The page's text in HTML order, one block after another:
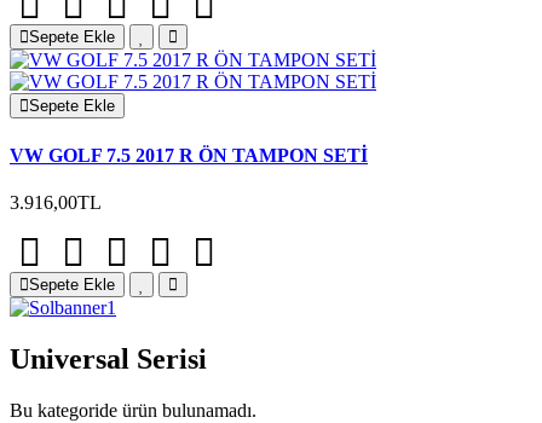
Sepete Ekle
Sepete Ekle
VW GOLF 7.5 2017 R ÖN TAMPON SETİ
3.916,00TL
Sepete Ekle
Universal Serisi
Bu kategoride ürün bulunamadı.